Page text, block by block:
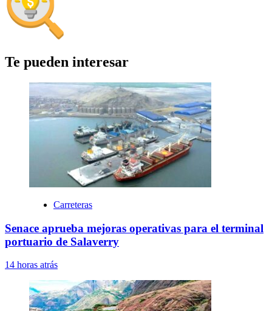
Te pueden interesar
Carreteras
Senace aprueba mejoras operativas para el terminal
portuario de Salaverry
14 horas atrás